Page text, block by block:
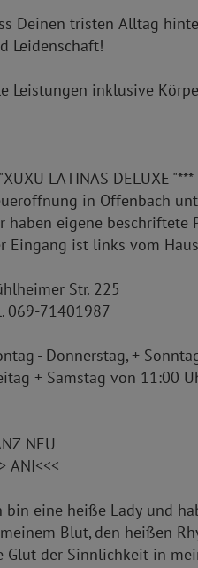
Deinen tristen Alltag
Leidenschaft!
Leistungen inklusive
LATINAS DELUXE "***
in Offenbach
haben eigene beschriftete
Eingang ist links vom
Str. 225
069-71401987
- Donnerstag, +
+ Samstag von 11:00
NEU
ANI<<<
bin eine heiße Lady und
Blut, den heißen
Glut der Sinnlichkeit in